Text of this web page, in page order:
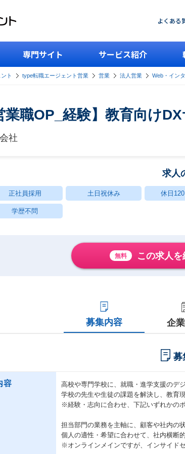
よくある
専門サイト サービス紹介
ト type転職エージェント営業 営業 法人営業 Web・イン
業職OP_経験】教育向け
社
求人
正社員採用 土日祝休み 休日
学歴不問
無料 この求人を
募集内容 企
募
容
高校や専門学校に、就職・進学支援のデ
学校の先生や生徒の課題を解決し、教育
※経験・志向に合わせ、下記いずれかの
担当部門の業務を主軸に、顧客や社内の
個人の適性・希望に合わせて、社内横断
※オンラインメインですが、インサイド